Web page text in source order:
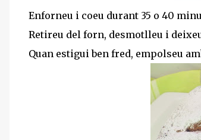
Enforneu i coeu durant 35 o 40
Retireu del forn, desmotlleu i
Quan estigui ben fred, empolseu